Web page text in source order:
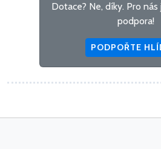
Dotace? Ne, díky. Pro
podpora!
PODPOŘTE